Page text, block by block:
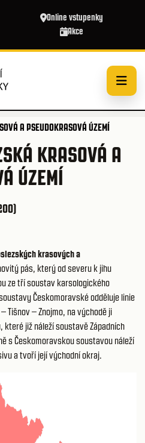
Online vstupenky
Akce
A PSEUDOKRASOVÁ ÚZEMÍ
KRASOVÁ A
ÚZEMÍ
krasových a
pás, který od severu k jihu
ze tří soustav karsologického
Českomoravské odděluje linie
Tišnov – Znojmo, na východě ji
již náleží soustavě Západních
s Českomoravskou soustavou náleží
a tvoří její východní okraj.